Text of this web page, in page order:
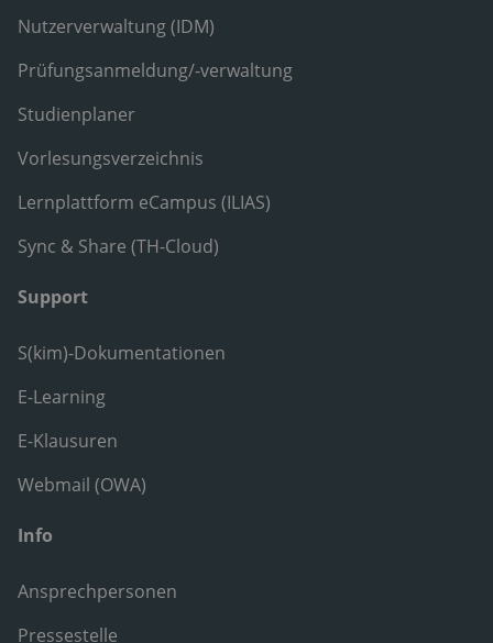
Nutzerverwaltung (IDM)
Prüfungsanmeldung/-verwaltung
Studienplaner
Vorlesungsverzeichnis
Lernplattform eCampus (ILIAS)
Sync & Share (TH-Cloud)
Support
S(kim)-Dokumentationen
E-Learning
E-Klausuren
Webmail (OWA)
Info
Ansprechpersonen
Pressestelle